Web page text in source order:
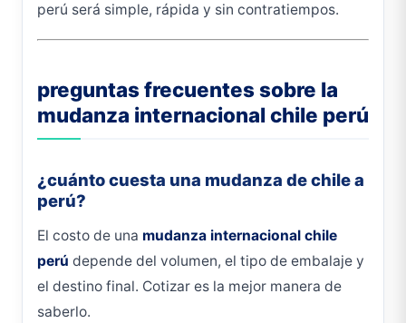
perú será simple, rápida y sin contratiempos.
preguntas frecuentes sobre la
mudanza internacional chile perú
¿cuánto cuesta una mudanza de chile a
perú?
El costo de una mudanza internacional chile
perú depende del volumen, el tipo de embalaje y
el destino final. Cotizar es la mejor manera de
saberlo.